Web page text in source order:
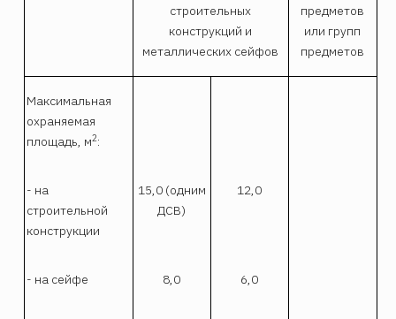
строительных
конструкций и
металлических сейфов
предметов
или групп
предметов
Максимальная
охраняемая
площадь, м2:
- на
строительной
конструкции
15,0 (одним
ДСВ)
12,0
- на сейфе 8,0 6,0